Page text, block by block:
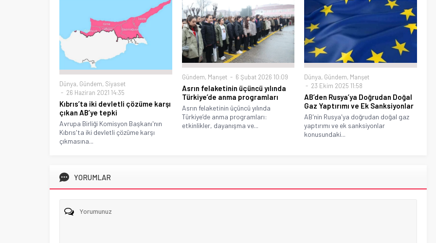
Dünya, Gündem, Siyaset
26 Haziran 2021 14:35
Kıbrıs’ta iki devletli çözüme karşı
çıkan AB’ye tepki
Avrupa Birliği Komisyon Başkanı'nın
Kıbrıs'ta iki devletli çözüme karşı
çıkmasına...
Gündem, Manşet 6 Şubat 2026 10:09
Asrın felaketinin üçüncü yılında
Türkiye’de anma programları
Asrın felaketinin üçüncü yılında
Türkiye’de anma programları:
etkinlikler, dayanışma ve...
Dünya, Gündem, Manşet
23 Ekim 2025 11:58
AB’den Rusya’ya Doğrudan Doğal
Gaz Yaptırımı ve Ek Sanksiyonlar
AB'nin Rusya'ya doğrudan doğal gaz
yaptırımı ve ek sanksiyonlar
konusundaki...
YORUMLAR